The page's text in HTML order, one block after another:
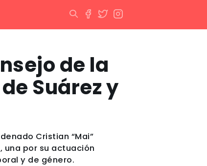
de la
Suárez y
Cristian “Mai”
una por su actuación
y de género.